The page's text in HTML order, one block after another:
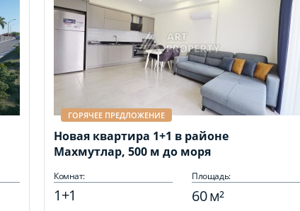
ГОРЯЧЕЕ ПРЕДЛОЖЕНИЕ
Новая квартира 1+1 в районе
Махмутлар, 500 м до моря
Комнат:
1+1
Площадь:
60 м²